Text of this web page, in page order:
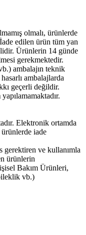
olmalı, ürünlerde
edilen ürün tüm yan
Ürünlerin 14 günde
gerekmektedir.
ambalajın teknik
ambalajlarda
geçerli değildir.
Elektronik ortamda
iade
gerektiren ve kullanımla
ürünlerin
Bakım Ürünleri,
vb.)